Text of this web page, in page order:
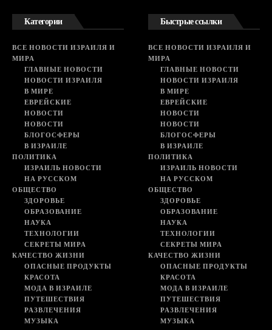
Категории
ВСЕ НОВОСТИ ИЗРАИЛЯ И
МИРА
ГЛАВНЫЕ НОВОСТИ
НОВОСТИ ИЗРАИЛЯ
В МИРЕ
ЕВРЕЙСКИЕ
НОВОСТИ
НОВОСТИ
БЛОГОСФЕРЫ
В ИЗРАИЛЕ
ПОЛИТИКА
ИЗРАИЛЬ НОВОСТИ
НА РУССКОМ
ОБЩЕСТВО
ЗДОРОВЬЕ
ОБРАЗОВАНИЕ
НАУКА
ТЕХНОЛОГИИ
СЕКРЕТЫ МИРА
КАЧЕСТВО ЖИЗНИ
ОПАСНЫЕ ПРОДУКТЫ
КРАСОТА
МОДА В ИЗРАИЛЕ
ПУТЕШЕСТВИЯ
РАЗВЛЕЧЕНИЯ
МУЗЫКА
Быстрые ссылки
ВСЕ НОВОСТИ ИЗРАИЛЯ И
МИРА
ГЛАВНЫЕ НОВОСТИ
НОВОСТИ ИЗРАИЛЯ
В МИРЕ
ЕВРЕЙСКИЕ
НОВОСТИ
НОВОСТИ
БЛОГОСФЕРЫ
В ИЗРАИЛЕ
ПОЛИТИКА
ИЗРАИЛЬ НОВОСТИ
НА РУССКОМ
ОБЩЕСТВО
ЗДОРОВЬЕ
ОБРАЗОВАНИЕ
НАУКА
ТЕХНОЛОГИИ
СЕКРЕТЫ МИРА
КАЧЕСТВО ЖИЗНИ
ОПАСНЫЕ ПРОДУКТЫ
КРАСОТА
МОДА В ИЗРАИЛЕ
ПУТЕШЕСТВИЯ
РАЗВЛЕЧЕНИЯ
МУЗЫКА